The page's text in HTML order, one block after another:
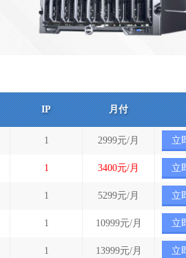
IP 月付
1 2999元/月 立
1 3400元/月 立
1 5299元/月 立
1 10999元/月 立
1 13999元/月 立